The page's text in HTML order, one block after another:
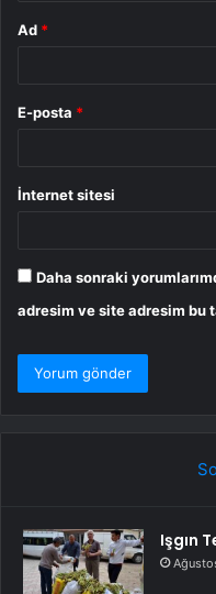
Ad *
E-posta *
İnternet sitesi
Daha sonraki
adresim ve site adresim bu
Işgın